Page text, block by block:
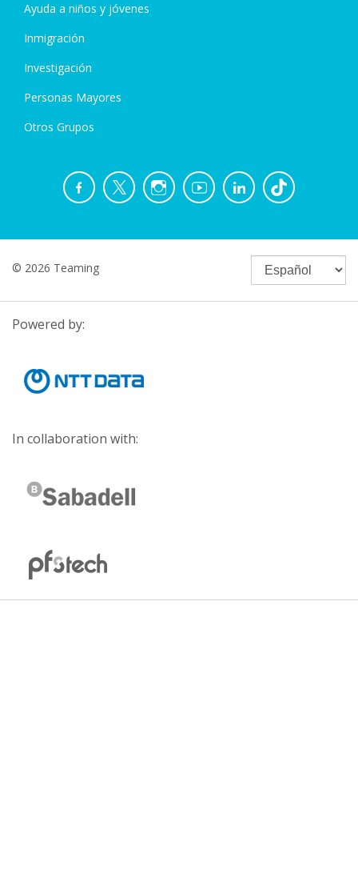
Ayuda a niños y jóvenes
Inmigración
Investigación
Personas Mayores
Otros Grupos
© 2026 Teaming
Powered by:
In collaboration with: